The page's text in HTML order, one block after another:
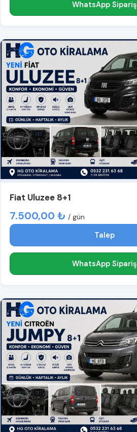
WhatsApp Sipariş
Fiat Uluzee 8+1
7.500,00 ₺ / gün
Talep
WhatsApp Sipariş